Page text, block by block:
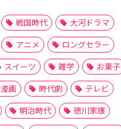
戦国時代
大河ドラマ
アニメ
ロングセラー
スイーツ 雑学
お菓子
漫画 時代劇
テレビ
明治時代
徳川家康